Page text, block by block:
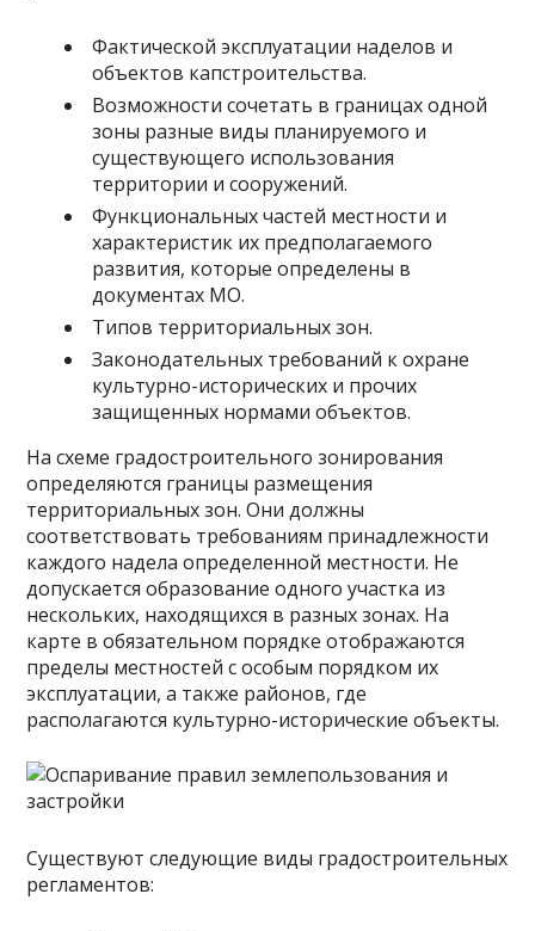
Фактической эксплуатации наделов и
объектов капстроительства.
Возможности сочетать в границах одной
зоны разные виды планируемого и
существующего использования
территории и сооружений.
Функциональных частей местности и
характеристик их предполагаемого
развития, которые определены в
документах МО.
Типов территориальных зон.
Законодательных требований к охране
культурно-исторических и прочих
защищенных нормами объектов.
На схеме градостроительного зонирования
определяются границы размещения
территориальных зон. Они должны
соответствовать требованиям принадлежности
каждого надела определенной местности. Не
допускается образование одного участка из
нескольких, находящихся в разных зонах. На
карте в обязательном порядке отображаются
пределы местностей с особым порядком их
эксплуатации, а также районов, где
располагаются культурно-исторические объекты.
Существуют следующие виды градостроительных
регламентов: